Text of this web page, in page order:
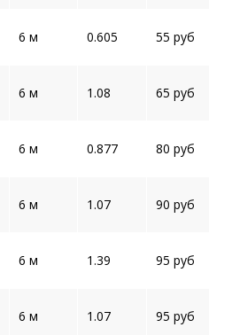
6 м 0.605 55 руб
6 м 1.08 65 руб
6 м 0.877 80 руб
6 м 1.07 90 руб
6 м 1.39 95 руб
6 м 1.07 95 руб